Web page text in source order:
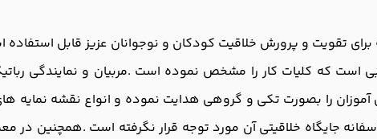
برای تقویت و پرورش خلاقیت کودکان و نوجوانان عزیز قابل
است که کلیات کار را مشخص نموده است .مربیان و نمایندگی
را بصورت تکی و گروهی هدایت نموده و انواع نقشه نمایه
جایگاه خلاقیتی آن مورد توجه قرار نگرفته است .همچنین در